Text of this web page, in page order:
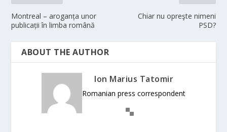
Montreal – aroganța unor
publicații în limba română
Chiar nu opreşte nimeni
PSD?
ABOUT THE AUTHOR
Ion Marius Tatomir
Romanian press correspondent